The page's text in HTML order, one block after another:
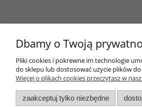
Dbamy o Twoją
Pliki cookies i pokrewne im technologie
do sklepu lub dostosować użycie plików
Więcej o plikach cookies przeczytasz w
zaakceptuj tylko niezbędne